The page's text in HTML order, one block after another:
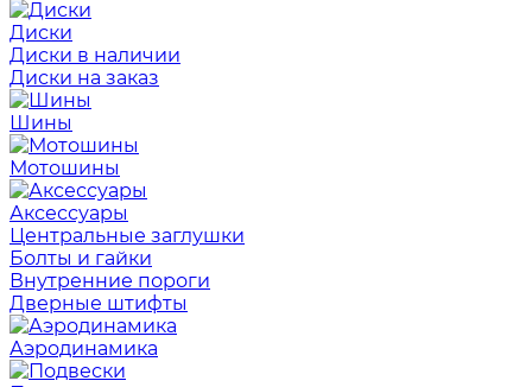
Диски
Диски в наличии
Диски на заказ
Шины
Мотошины
Аксессуары
Центральные заглушки
Болты и гайки
Внутренние пороги
Дверные штифты
Аэродинамика